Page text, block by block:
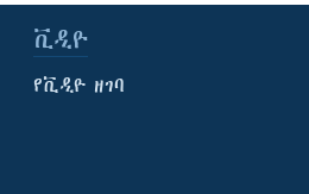
ቪዲዮ
የቪዲዮ ዘገባ